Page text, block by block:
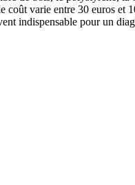
varie entre 30 euros et
indispensable pour un